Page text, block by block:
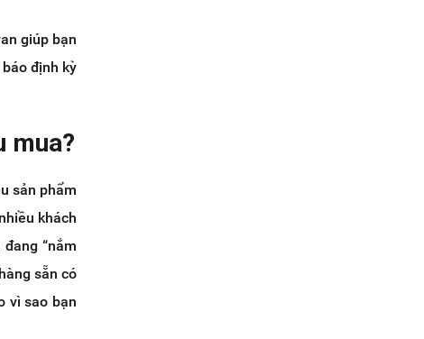
giúp bạn
định kỳ
mua?
sản phẩm
khách
“nắm
sẵn có
vì sao bạn